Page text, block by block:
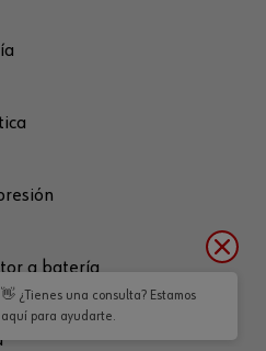
a batería
👋 ¿Tienes una consulta? Estamos
aquí para ayudarte.